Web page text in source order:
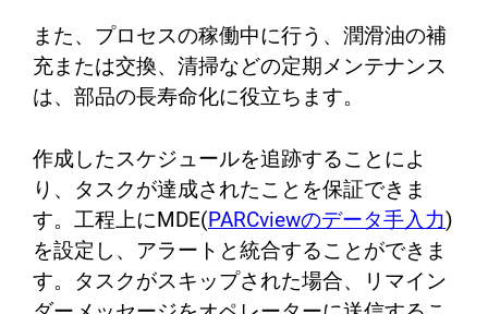
また、プロセスの稼働中に行う、潤滑油の補
充または交換、清掃などの定期メンテナンス
は、部品の長寿命化に役立ちます。
作成したスケジュールを追跡することによ
り、タスクが達成されたことを保証できま
す。工程上にMDE(PARCviewのデータ手入力)
を設定し、アラートと統合することができま
す。タスクがスキップされた場合、リマイン